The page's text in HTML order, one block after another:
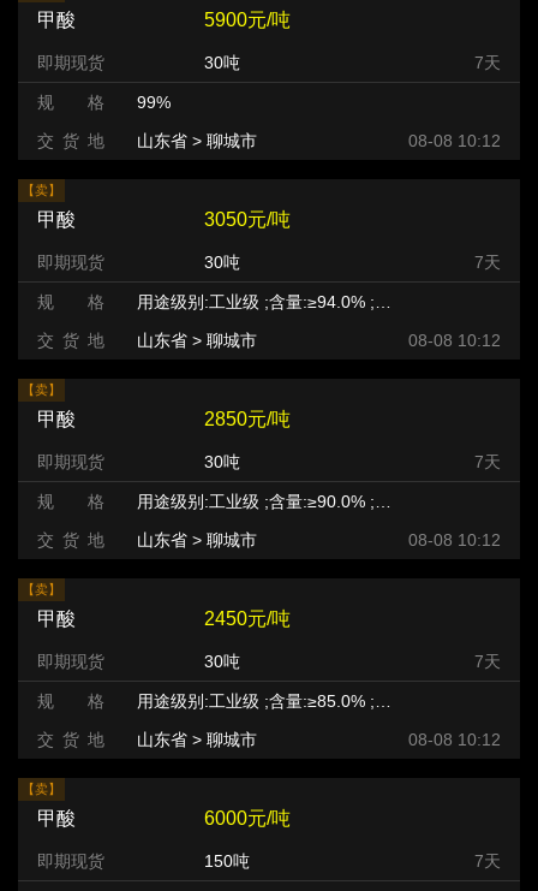
甲酸 5900元/吨
即期现货 30吨 7天
规 格
99%
交 货 地
山东省 > 聊城市 08-08 10:12
【卖】
甲酸 3050元/吨
即期现货 30吨 7天
规 格
用途级别:工业级 ;含量:≥94.0% ;等级:优等品 ;
交 货 地
山东省 > 聊城市 08-08 10:12
【卖】
甲酸 2850元/吨
即期现货 30吨 7天
规 格
用途级别:工业级 ;含量:≥90.0% ;等级:优等品 ;
交 货 地
山东省 > 聊城市 08-08 10:12
【卖】
甲酸 2450元/吨
即期现货 30吨 7天
规 格
用途级别:工业级 ;含量:≥85.0% ;等级:优等品 ;
交 货 地
山东省 > 聊城市 08-08 10:12
【卖】
甲酸 6000元/吨
即期现货 150吨 7天